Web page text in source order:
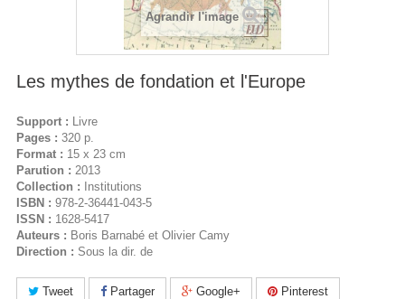
Agrandir l'image
Les mythes de fondation et l'Europe
Support : Livre
Pages : 320 p.
Format : 15 x 23 cm
Parution : 2013
Collection :
Institutions
ISBN : 978-2-36441-043-5
ISSN : 1628-5417
Auteurs : Boris Barnabé et Olivier Camy
Direction : Sous la dir. de
Tweet Partager Google+ Pinterest